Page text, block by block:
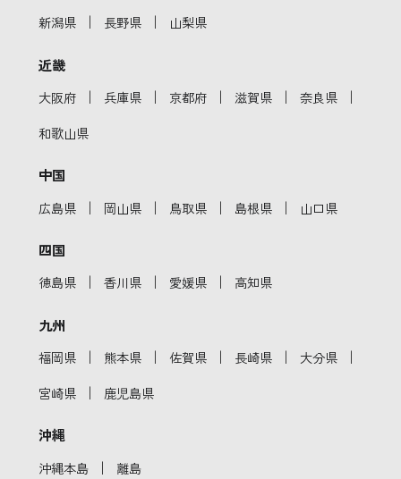
新潟県 ｜ 長野県 ｜ 山梨県
近畿
大阪府 ｜ 兵庫県 ｜ 京都府 ｜ 滋賀県 ｜ 奈良県 ｜
和歌山県
中国
広島県 ｜ 岡山県 ｜ 鳥取県 ｜ 島根県 ｜ 山口県
四国
徳島県 ｜ 香川県 ｜ 愛媛県 ｜ 高知県
九州
福岡県 ｜ 熊本県 ｜ 佐賀県 ｜ 長崎県 ｜ 大分県 ｜
宮崎県 ｜ 鹿児島県
沖縄
沖縄本島 ｜ 離島